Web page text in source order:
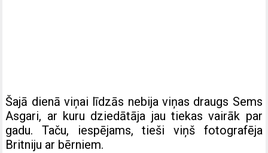
Šajā dienā viņai līdzās nebija viņas draugs Sems
Asgari, ar kuru dziedātāja jau tiekas vairāk par
gadu. Taču, iespējams, tieši viņš fotografēja
Britniju ar bērniem.